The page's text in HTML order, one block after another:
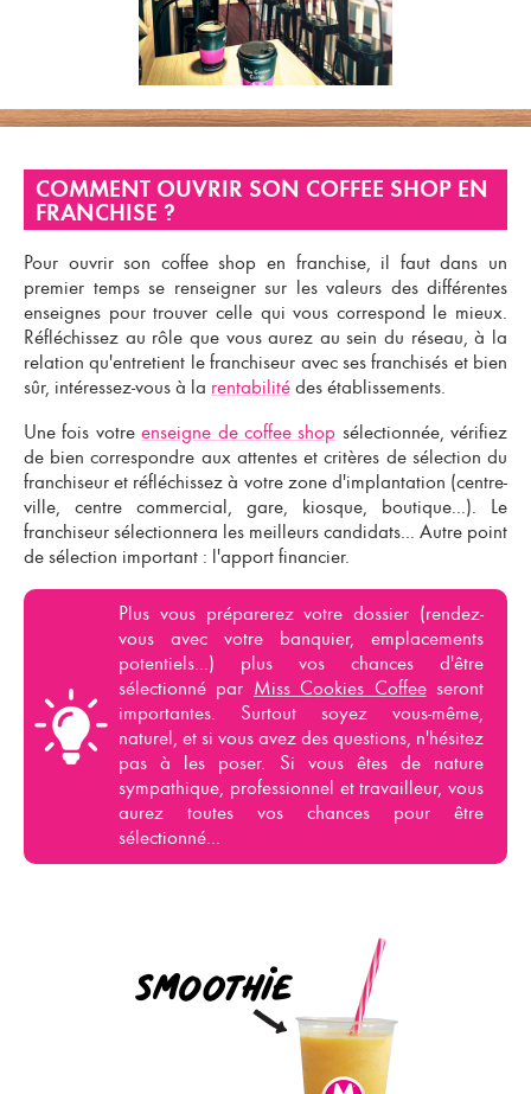
COMMENT OUVRIR SON COFFEE SHOP EN
FRANCHISE ?
Pour ouvrir son coffee shop en franchise, il faut dans un
premier temps se renseigner sur les valeurs des différentes
enseignes pour trouver celle qui vous correspond le mieux.
Réfléchissez au rôle que vous aurez au sein du réseau, à la
relation qu'entretient lefranchiseur avec ses franchisés et bien
sûr, intéressez-vous à la rentabilité des établissements.
Une fois votreenseigne de coffee shop sélectionnée, vérifiez
de bien correspondre aux attentes etcritères de sélection du
franchiseur et réfléchissez à votre zone d'implantation (centre-
ville, centre commercial, gare, kiosque, boutique...). Le
franchiseur sélectionnera les meilleurs candidats... Autre point
de sélection important : l'apport financier.
Plus vous préparerez votre dossier (rendez-
vous avec votre banquier, emplacements
potentiels...) plus vos chances d'être
sélectionné par Miss Cookies Coffeeseront
importantes. Surtout soyez vous-même,
naturel, et si vous avez des questions, n'hésitez
pas à les poser. Si vous êtes de nature
sympathique, professionnel et travailleur, vous
aurez toutes vos chances pour être
sélectionné...